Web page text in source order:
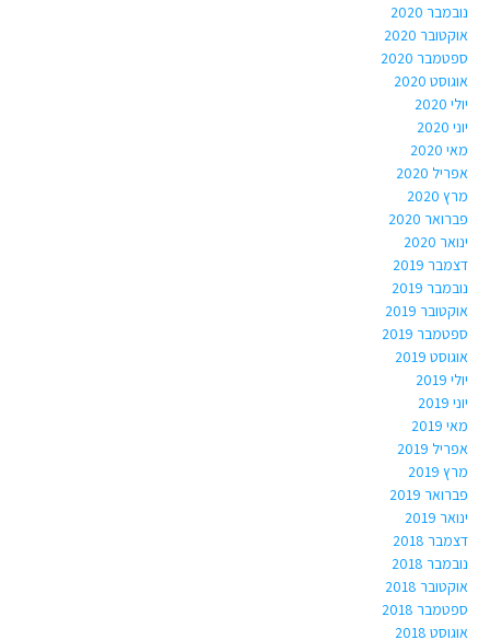
נובמבר 2020
אוקטובר 2020
ספטמבר 2020
אוגוסט 2020
יולי 2020
יוני 2020
מאי 2020
אפריל 2020
מרץ 2020
פברואר 2020
ינואר 2020
דצמבר 2019
נובמבר 2019
אוקטובר 2019
ספטמבר 2019
אוגוסט 2019
יולי 2019
יוני 2019
מאי 2019
אפריל 2019
מרץ 2019
פברואר 2019
ינואר 2019
דצמבר 2018
נובמבר 2018
אוקטובר 2018
ספטמבר 2018
אוגוסט 2018